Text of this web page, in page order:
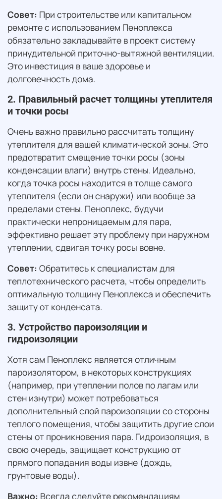
Совет: При строительстве или капитальном
ремонте с использованием Пеноплекса
обязательно закладывайте в проект систему
принудительной приточно-вытяжной вентиляции.
Это инвестиция в ваше здоровье и
долговечность дома.
2. Правильный расчет толщины утеплителя
и точки росы
Очень важно правильно рассчитать толщину
утеплителя для вашей климатической зоны. Это
предотвратит смещение точки росы (зоны
конденсации влаги) внутрь стены. Идеально,
когда точка росы находится в толще самого
утеплителя (если он снаружи) или вообще за
пределами стены. Пеноплекс, будучи
практически непроницаемым для пара,
эффективно решает эту проблему при наружном
утеплении, сдвигая точку росы вовне.
Совет: Обратитесь к специалистам для
теплотехнического расчета, чтобы определить
оптимальную толщину Пеноплекса и обеспечить
защиту от конденсата.
3. Устройство пароизоляции и
гидроизоляции
Хотя сам Пеноплекс является отличным
пароизолятором, в некоторых конструкциях
(например, при утеплении полов по лагам или
стен изнутри) может потребоваться
дополнительный слой пароизоляции со стороны
теплого помещения, чтобы защитить другие слои
стены от проникновения пара. Гидроизоляция, в
свою очередь, защищает конструкцию от
прямого попадания воды извне (дождь,
грунтовые воды).
Важно: Всегда следуйте рекомендациям